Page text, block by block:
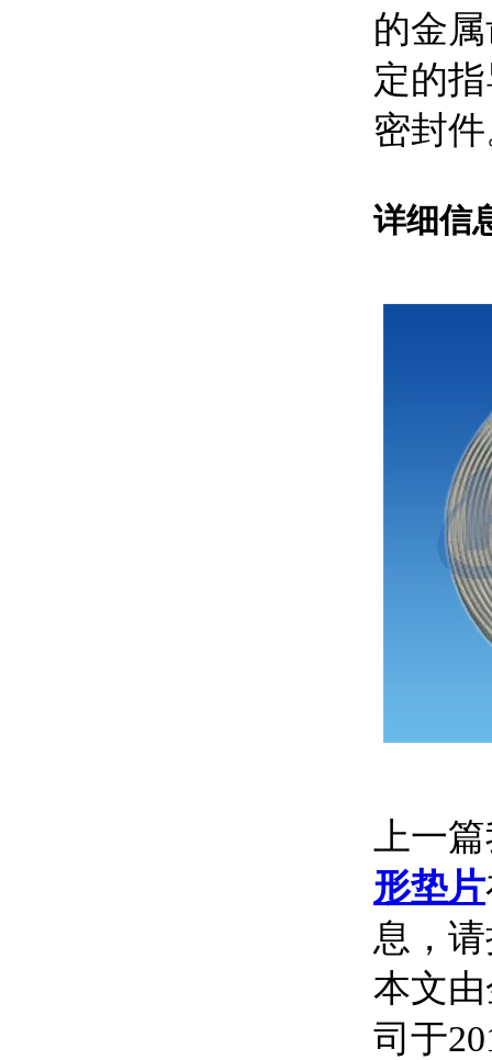
的金
定的
密封
详细信
上一
形垫片
息，
本文
司于